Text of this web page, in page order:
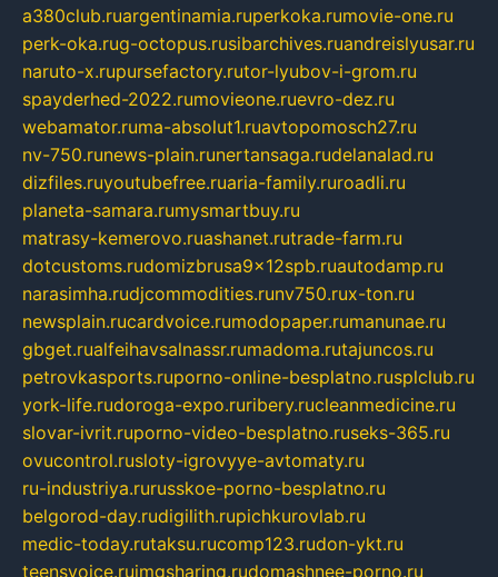
a380club.ruargentinamia.ruperkoka.rumovie-one.ru
perk-oka.rug-octopus.rusibarchives.ruandreislyusar.ru
naruto-x.rupursefactory.rutor-lyubov-i-grom.ru
spayderhed-2022.rumovieone.ruevro-dez.ru
webamator.ruma-absolut1.ruavtopomosch27.ru
nv-750.runews-plain.runertansaga.rudelanalad.ru
dizfiles.ruyoutubefree.ruaria-family.ruroadli.ru
planeta-samara.rumysmartbuy.ru
matrasy-kemerovo.ruashanet.rutrade-farm.ru
dotcustoms.rudomizbrusa9x12spb.ruautodamp.ru
narasimha.rudjcommodities.runv750.rux-ton.ru
newsplain.rucardvoice.rumodopaper.rumanunae.ru
gbget.rualfeihavsalnassr.rumadoma.rutajuncos.ru
petrovkasports.ruporno-online-besplatno.rusplclub.ru
york-life.rudoroga-expo.ruribery.rucleanmedicine.ru
slovar-ivrit.ruporno-video-besplatno.ruseks-365.ru
ovucontrol.rusloty-igrovyye-avtomaty.ru
ru-industriya.rurusskoe-porno-besplatno.ru
belgorod-day.rudigilith.rupichkurovlab.ru
medic-today.rutaksu.rucomp123.rudon-ykt.ru
teensvoice.ruimgsharing.rudomashnee-porno.ru